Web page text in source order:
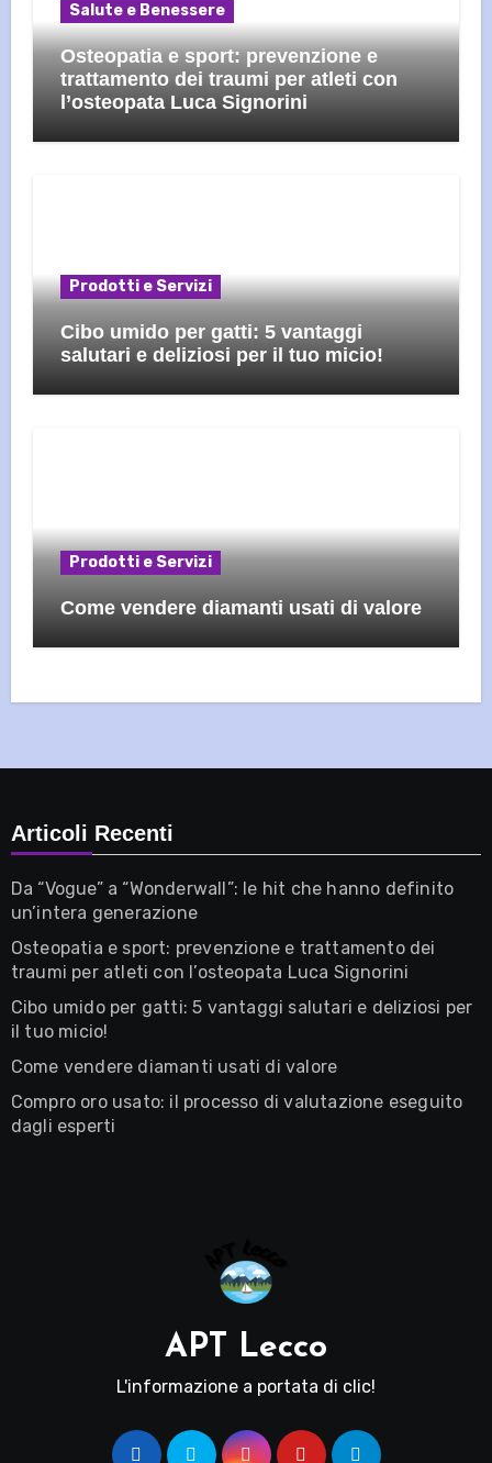
Salute e Benessere
Osteopatia e sport: prevenzione e
trattamento dei traumi per atleti con
l’osteopata Luca Signorini
Prodotti e Servizi
Cibo umido per gatti: 5 vantaggi
salutari e deliziosi per il tuo micio!
Prodotti e Servizi
Come vendere diamanti usati di valore
Articoli Recenti
Da “Vogue” a “Wonderwall”: le hit che hanno definito
un’intera generazione
Osteopatia e sport: prevenzione e trattamento dei
traumi per atleti con l’osteopata Luca Signorini
Cibo umido per gatti: 5 vantaggi salutari e deliziosi per
il tuo micio!
Come vendere diamanti usati di valore
Compro oro usato: il processo di valutazione eseguito
dagli esperti
APT Lecco
L'informazione a portata di clic!